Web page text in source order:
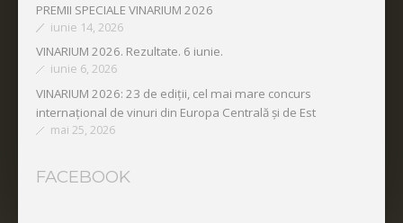
PREMII SPECIALE VINARIUM 2026
iunie 14, 2026
VINARIUM 2026. Rezultate. 6 iunie.
iunie 6, 2026
VINARIUM 2026: 23 de ediții, cel mai mare concurs
internațional de vinuri din Europa Centrală și de Est
mai 25, 2026
FACEBOOK